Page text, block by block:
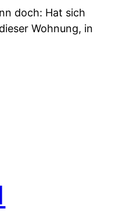
doch: Hat sich
Wohnung, in